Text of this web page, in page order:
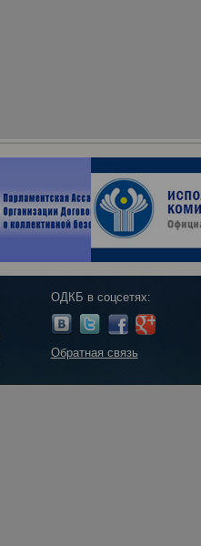
ОДКБ в соцсетях:
Обратная связь